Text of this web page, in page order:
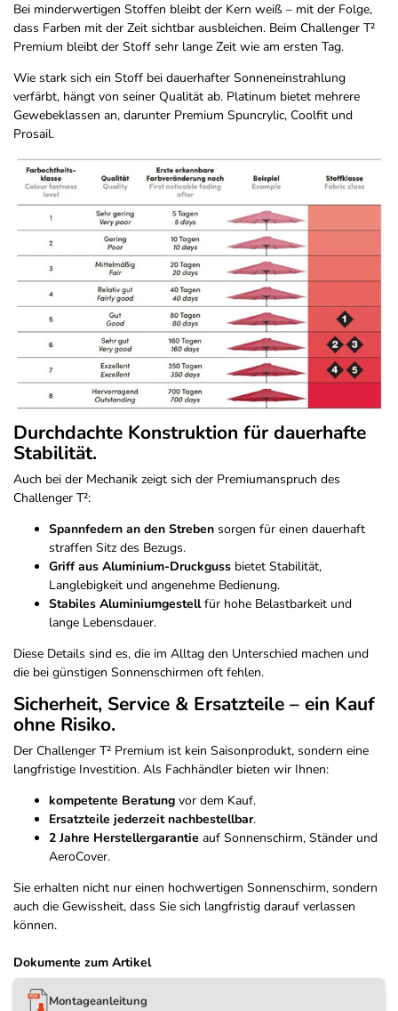
Bei minderwertigen Stoffen bleibt der Kern weiß – mit der Folge,
dass Farben mit der Zeit sichtbar ausbleichen. Beim Challenger T²
Premium bleibt der Stoff sehr lange Zeit wie am ersten Tag.
Wie stark sich ein Stoff bei dauerhafter Sonneneinstrahlung
verfärbt, hängt von seiner Qualität ab. Platinum bietet mehrere
Gewebeklassen an, darunter Premium Spuncrylic, Coolfit und
Prosail.
Durchdachte Konstruktion für dauerhafte
Stabilität.
Auch bei der Mechanik zeigt sich der Premiumanspruch des
Challenger T²:
Spannfedern an den Streben sorgen für einen dauerhaft
straffen Sitz des Bezugs.
Griff aus Aluminium-Druckguss bietet Stabilität,
Langlebigkeit und angenehme Bedienung.
Stabiles Aluminiumgestellfür hohe Belastbarkeit und
lange Lebensdauer.
Diese Details sind es, die im Alltag den Unterschied machen und
die bei günstigen Sonnenschirmen oft fehlen.
Sicherheit, Service & Ersatzteile – ein Kauf
ohne Risiko.
Der Challenger T² Premium ist kein Saisonprodukt, sondern eine
langfristige Investition. Als Fachhändler bieten wir Ihnen:
kompetente Beratung vor dem Kauf.
Ersatzteile jederzeit nachbestellbar.
2 Jahre Herstellergarantie auf Sonnenschirm, Ständer und
AeroCover.
Sie erhalten nicht nur einen hochwertigen Sonnenschirm, sondern
auch die Gewissheit, dass Sie sich langfristig darauf verlassen
können.
Dokumente zum Artikel
Montageanleitung